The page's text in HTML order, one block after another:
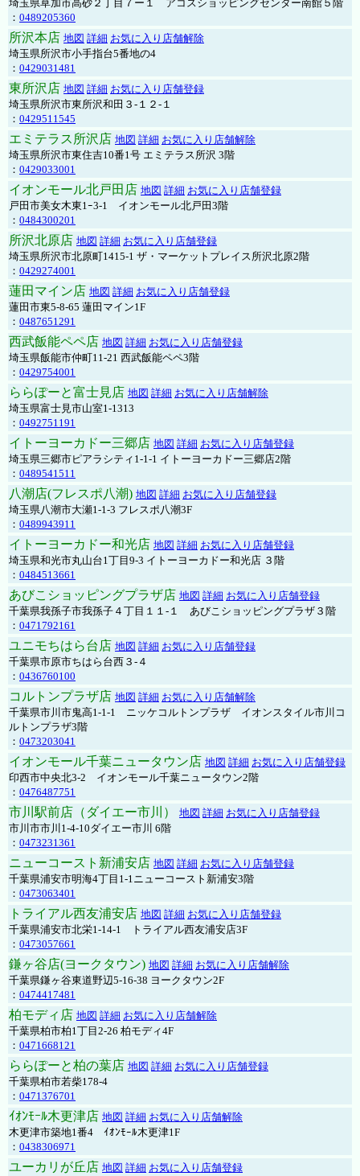
埼玉県草加市高砂２丁目７ー１ アコスショッピングセンター南館５階
： 0489205360
所沢本店 地図 詳細 お気に入り店舗解除
埼玉県所沢市小手指台5番地の4
： 0429031481
東所沢店 地図 詳細 お気に入り店舗登録
埼玉県所沢市東所沢和田３-１２-１
： 0429511545
エミテラス所沢店 地図 詳細 お気に入り店舗解除
埼玉県所沢市東住吉10番1号 エミテラス所沢 3階
： 0429033001
イオンモール北戸田店 地図 詳細 お気に入り店舗登録
戸田市美女木東1ｰ3‐1 イオンモール北戸田3階
： 0484300201
所沢北原店 地図 詳細 お気に入り店舗登録
埼玉県所沢市北原町1415-1 ザ・マーケットプレイス所沢北原2階
： 0429274001
蓮田マイン店 地図 詳細 お気に入り店舗登録
蓮田市東5-8-65 蓮田マイン1F
： 0487651291
西武飯能ペペ店 地図 詳細 お気に入り店舗登録
埼玉県飯能市仲町11-21 西武飯能ペペ3階
： 0429754001
ららぽーと富士見店 地図 詳細 お気に入り店舗解除
埼玉県富士見市山室1-1313
： 0492751191
イトーヨーカドー三郷店 地図 詳細 お気に入り店舗登録
埼玉県三郷市ピアラシティ1-1-1 イトーヨーカドー三郷店2階
： 0489541511
八潮店(フレスポ八潮) 地図 詳細 お気に入り店舗登録
埼玉県八潮市大瀬1-1-3 フレスポ八潮3F
： 0489943911
イトーヨーカドー和光店 地図 詳細 お気に入り店舗登録
埼玉県和光市丸山台1丁目9-3 イトーヨーカドー和光店 ３階
： 0484513661
あびこショッピングプラザ店 地図 詳細 お気に入り店舗登録
千葉県我孫子市我孫子４丁目１１-１ あびこショッピングプラザ３階
： 0471792161
ユニモちはら台店 地図 詳細 お気に入り店舗登録
千葉県市原市ちはら台西３-４
： 0436760100
コルトンプラザ店 地図 詳細 お気に入り店舗解除
千葉県市川市鬼高1-1-1 ニッケコルトンプラザ イオンスタイル市川コ
ルトンプラザ3階
： 0473203041
イオンモール千葉ニュータウン店 地図 詳細 お気に入り店舗登録
印西市中央北3-2 イオンモール千葉ニュータウン2階
： 0476487751
市川駅前店（ダイエー市川） 地図 詳細 お気に入り店舗登録
市川市市川1-4-10ダイエー市川 6階
： 0473231361
ニューコースト新浦安店 地図 詳細 お気に入り店舗登録
千葉県浦安市明海4丁目1-1ニューコースト新浦安3階
： 0473063401
トライアル西友浦安店 地図 詳細 お気に入り店舗登録
千葉県浦安市北栄1-14-1 トライアル西友浦安店3F
： 0473057661
鎌ヶ谷店(ヨークタウン) 地図 詳細 お気に入り店舗解除
千葉県鎌ヶ谷東道野辺5-16-38 ヨークタウン2F
： 0474417481
柏モディ店 地図 詳細 お気に入り店舗解除
千葉県柏市柏1丁目2-26 柏モディ4F
： 0471668121
ららぽーと柏の葉店 地図 詳細 お気に入り店舗登録
千葉県柏市若柴178-4
： 0471376701
ｲｵﾝﾓｰﾙ木更津店 地図 詳細 お気に入り店舗解除
木更津市築地1番4 ｲｵﾝﾓｰﾙ木更津1F
： 0438306971
ユーカリが丘店 地図 詳細 お気に入り店舗登録